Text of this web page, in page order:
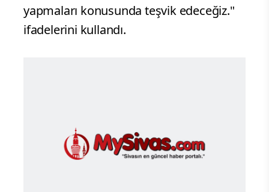
yapmaları konusunda teşvik edeceğiz."
ifadelerini kullandı.